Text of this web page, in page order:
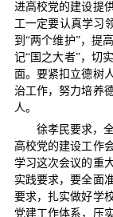
进高校党的建设提
工一定要认真学习
到“两个维护”，提
记“国之大者”，切
面。要紧扣立德树
治工作，努力培养
人。
徐孝民要求，
高校党的建设工作
学习这次会议的重
实践要求，要全面
要求，扎实做好学
党建工作体系，压